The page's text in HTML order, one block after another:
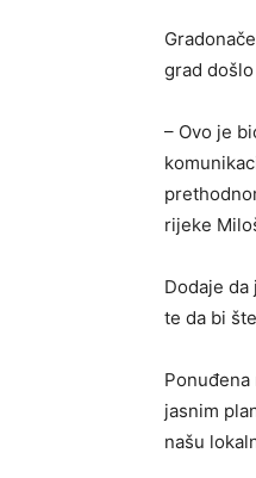
grad
– Ovo je
rijeke
Dodaje
te da bi
jasnim
našu